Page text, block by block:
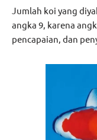
Jumlah koi yang
angka 9, karena
pencapaian, dan